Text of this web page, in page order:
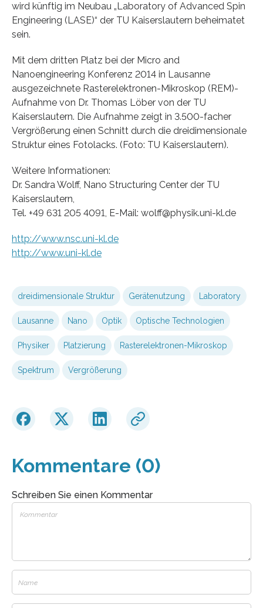
wird künftig im Neubau „Laboratory of Advanced Spin
Engineering (LASE)“ der TU Kaiserslautern beheimatet
sein.
Mit dem dritten Platz bei der Micro and
Nanoengineering Konferenz 2014 in Lausanne
ausgezeichnete Rasterelektronen-Mikroskop (REM)-
Aufnahme von Dr. Thomas Löber von der TU
Kaiserslautern. Die Aufnahme zeigt in 3.500-facher
Vergrößerung einen Schnitt durch die dreidimensionale
Struktur eines Fotolacks. (Foto: TU Kaiserslautern).
Weitere Informationen:
Dr. Sandra Wolff, Nano Structuring Center der TU
Kaiserslautern,
Tel. +49 631 205 4091, E-Mail: wolff@physik.uni-kl.de
http://www.nsc.uni-kl.de
http://www.uni-kl.de
dreidimensionale Struktur Gerätenutzung Laboratory
Lausanne Nano Optik Optische Technologien
Physiker Platzierung Rasterelektronen-Mikroskop
Spektrum Vergrößerung
Kommentare (0)
Schreiben Sie einen Kommentar